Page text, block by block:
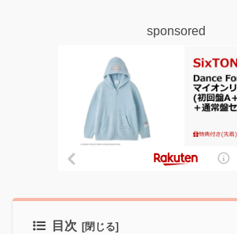
sponsored
目次